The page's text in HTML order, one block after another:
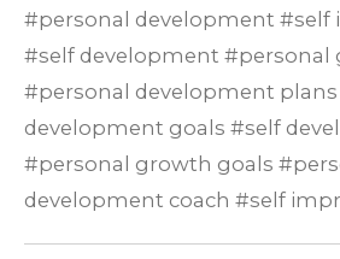
#personal development #self
#self development #personal
#personal development
development goals #self
#personal growth goals
development coach #self